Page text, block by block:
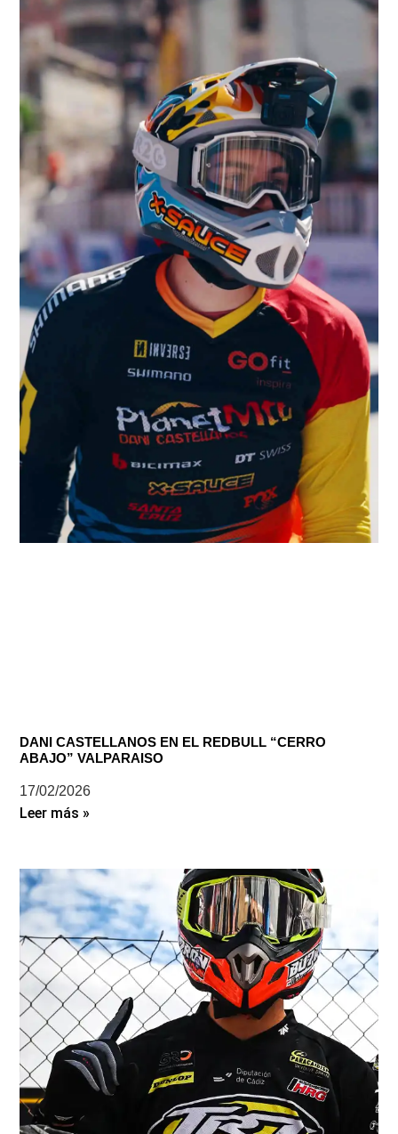
DANI CASTELLANOS EN EL REDBULL “CERRO
ABAJO” VALPARAISO
17/02/2026
Leer más »